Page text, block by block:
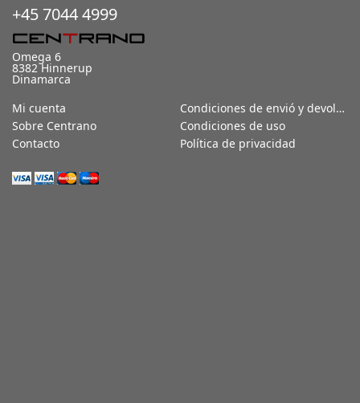
+45 7044 4999
Omega 6
8382 Hinnerup
Dinamarca
Mi cuenta
Sobre Centrano
Contacto
Condiciones de envió y devoluciones
Condiciones de uso
Política de privacidad